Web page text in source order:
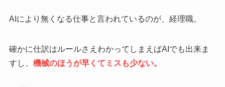
AIにより無くなる仕事と言われているのが、経理職。
確かに仕訳はルールさえわかってしまえばAIでも出来ま
すし、 機械のほうが早くてミスも少ない。